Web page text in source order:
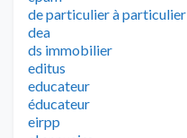
de particulier à particulier
dea
ds immobilier
editus
educateur
éducateur
eirpp